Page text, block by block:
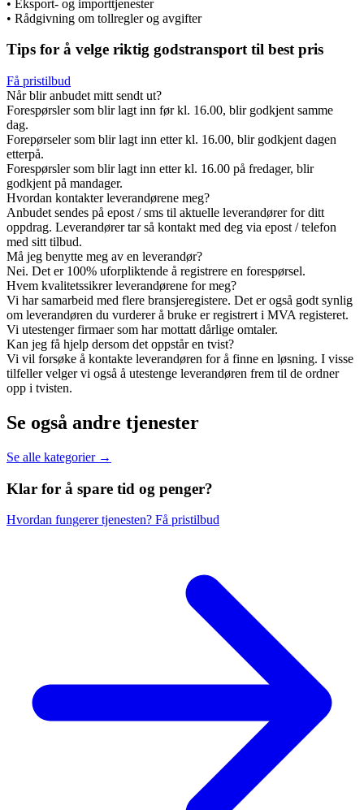
• Eksport- og importtjenester
• Rådgivning om tollregler og avgifter
Tips for å velge riktig godstransport til best pris
Få pristilbud
Når blir anbudet mitt sendt ut?
Forespørsler som blir lagt inn før kl. 16.00, blir godkjent samme
dag.
Forepørseler som blir lagt inn etter kl. 16.00, blir godkjent dagen
etterpå.
Forespørsler som blir lagt inn etter kl. 16.00 på fredager, blir
godkjent på mandager.
Hvordan kontakter leverandørene meg?
Anbudet sendes på epost / sms til aktuelle leverandører for ditt
oppdrag. Leverandører tar så kontakt med deg via epost / telefon
med sitt tilbud.
Må jeg benytte meg av en leverandør?
Nei. Det er 100% uforpliktende å registrere en forespørsel.
Hvem kvalitetssikrer leverandørene for meg?
Vi har samarbeid med flere bransjeregistere. Det er også godt synlig
om leverandøren du vurderer å bruke er registrert i MVA registeret.
Vi utestenger firmaer som har mottatt dårlige omtaler.
Kan jeg få hjelp dersom det oppstår en tvist?
Vi vil forsøke å kontakte leverandøren for å finne en løsning. I visse
tilfeller velger vi også å utestenge leverandøren frem til de ordner
opp i tvisten.
Se også andre tjenester
Se alle kategorier →
Klar for å spare tid og penger?
Hvordan fungerer tjenesten? Få pristilbud